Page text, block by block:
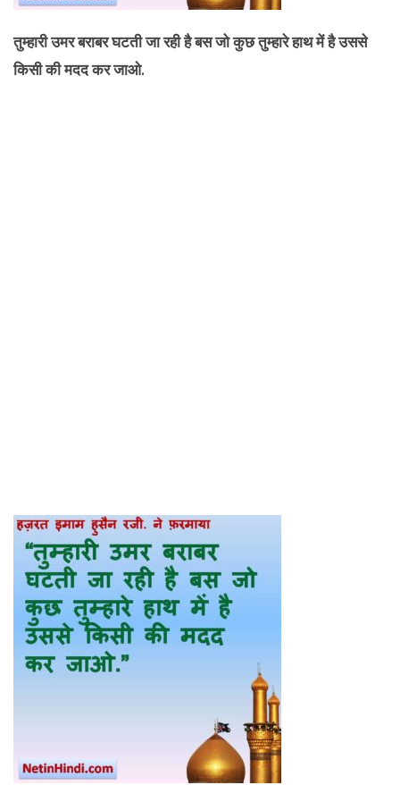
तुम्हारी उमर बराबर घटती जा रही है बस जो कुछ तुम्हारे हाथ में है उससे
किसी की मदद कर जाओ.